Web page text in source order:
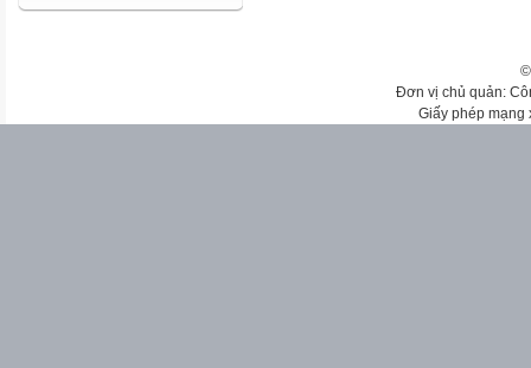
Đơn vị chủ quản:
Giấy phép mạng